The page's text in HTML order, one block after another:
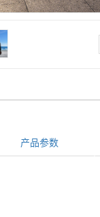
产品参数